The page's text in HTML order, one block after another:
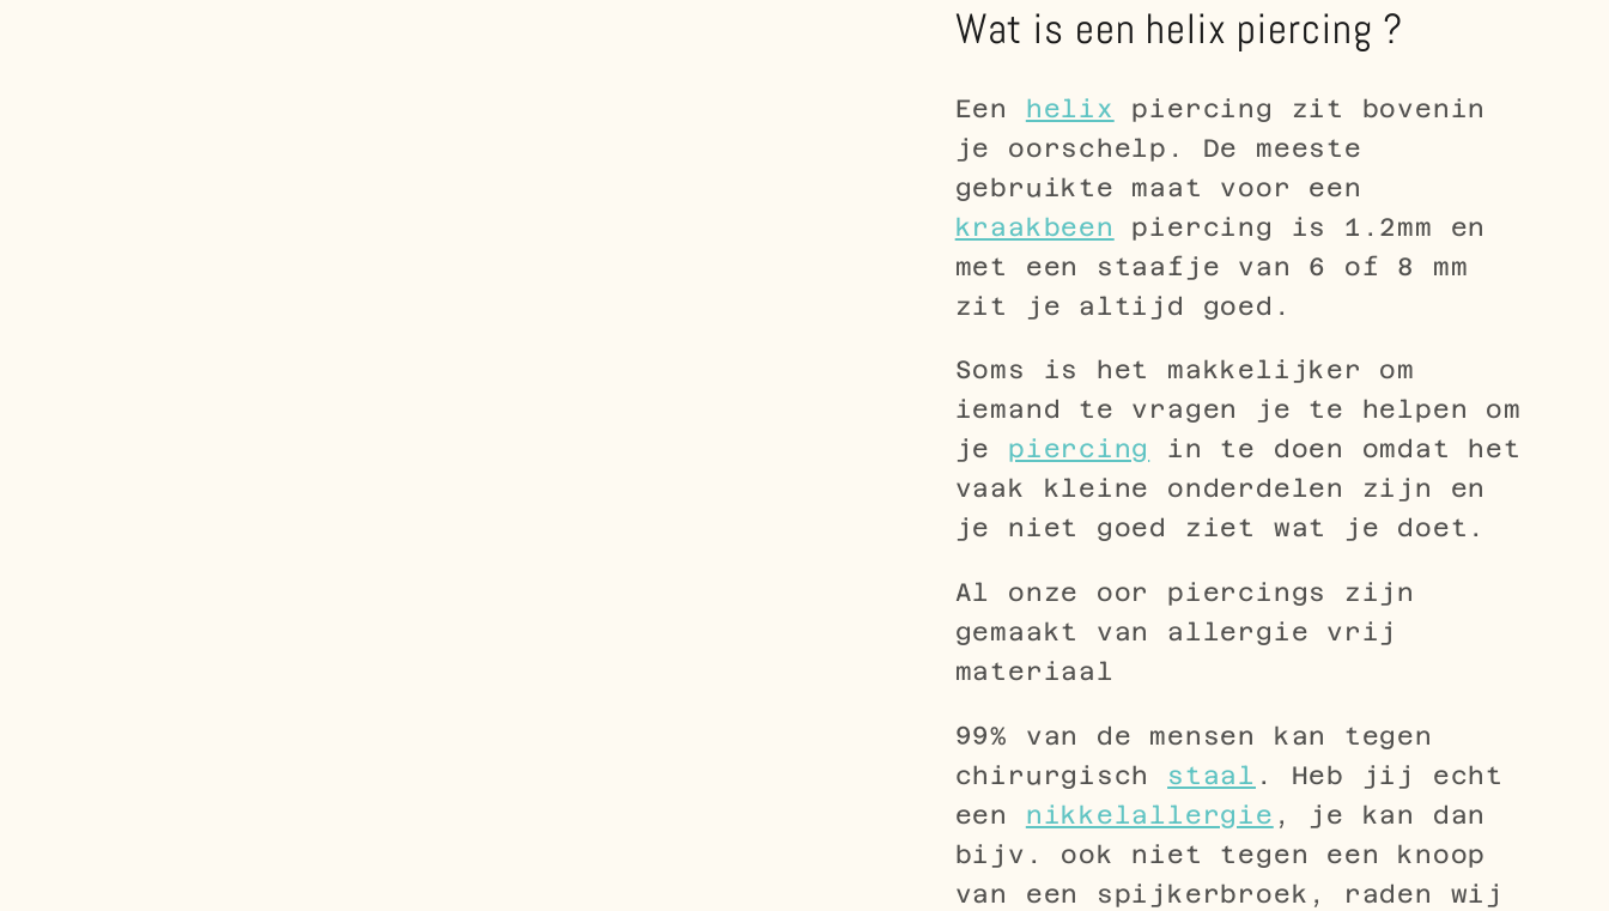
Wat is een helix piercing ?
Een helix
piercing zit bovenin
je oorschelp. De meeste
gebruikte maat voor een
kraakbeen
piercing is 1.2mm en
met een staafje van 6 of 8 mm
zit je altijd goed.
Soms is het makkelijker om
iemand te vragen je te helpen om
je piercing
in te doen omdat het
vaak kleine onderdelen zijn en
je niet goed ziet wat je doet.
Al onze oor piercings zijn
gemaakt van allergie vrij
materiaal
99% van de mensen kan tegen
chirurgisch staal . Heb jij echt
een nikkelallergie , je kan dan
bijv. ook niet tegen een knoop
van een spijkerbroek, raden wij